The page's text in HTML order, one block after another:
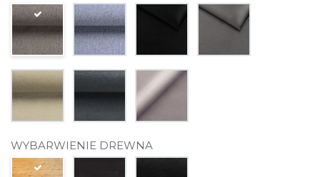
WYBARWIENIE DREWNA